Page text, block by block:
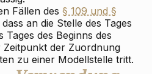
Fällen des § 109 und §
an die Stelle des Tages
des Beginns des
Zeitpunkt der Zuordnung
zu einer Modellstelle tritt.